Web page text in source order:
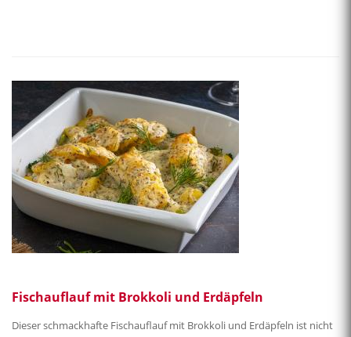
Fischauflauf mit Brokkoli und Erdäpfeln
Dieser schmackhafte Fischauflauf mit Brokkoli und Erdäpfeln ist nicht